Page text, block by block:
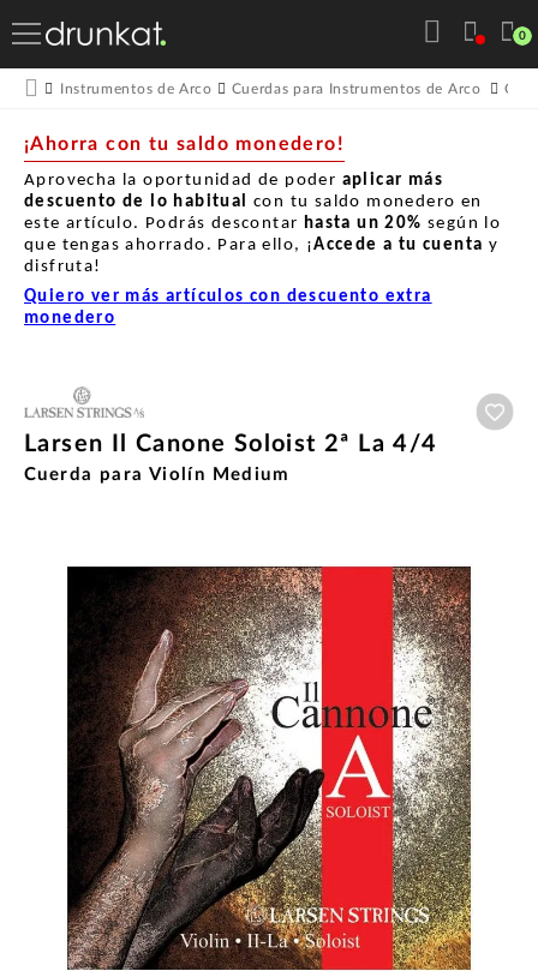
0
Instrumentos de Arco Cuerdas para Instrumentos de Arco
¡Ahorra con tu saldo monedero!
Aprovecha la oportunidad de poder aplicar más
descuento de lo habitual con tu saldo monedero en
este artículo. Podrás descontar hasta un 20% según lo
que tengas ahorrado. Para ello, ¡Accede a tu cuenta y
disfruta!
Quiero ver más artículos con descuento extra
monedero
Larsen Il Canone Soloist 2ª La 4/4
Cuerda para Violín Medium